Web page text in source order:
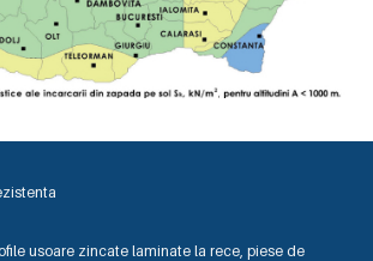
usoare zincate laminate la rece, piese de